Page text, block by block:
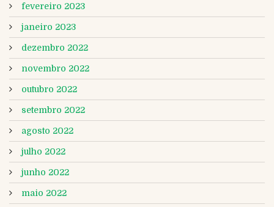
fevereiro 2023
janeiro 2023
dezembro 2022
novembro 2022
outubro 2022
setembro 2022
agosto 2022
julho 2022
junho 2022
maio 2022